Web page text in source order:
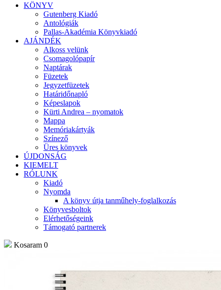
KÖNYV
Gutenberg Kiadó
Antológiák
Pallas-Akadémia Könyvkiadó
AJÁNDÉK
Alkoss velünk
Csomagolópapír
Naptárak
Füzetek
Jegyzetfüzetek
Határidőnapló
Képeslapok
Kürti Andrea – nyomatok
Mappa
Memóriakártyák
Színező
Üres könyvek
ÚJDONSÁG
KIEMELT
RÓLUNK
Kiadó
Nyomda
A könyv útja tanműhely-foglalkozás
Könyvesboltok
Elérhetőségeink
Támogató partnerek
Kosaram 0